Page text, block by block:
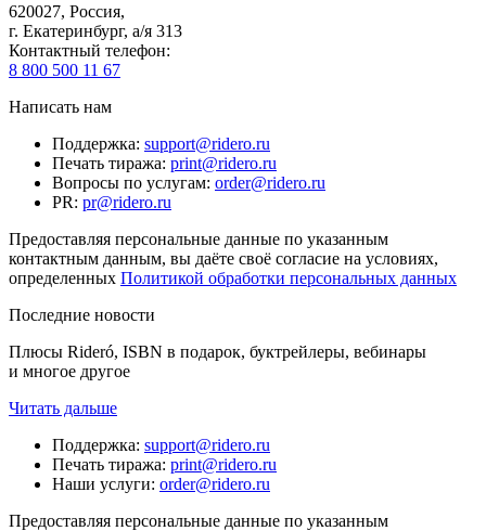
620027, Россия,
г. Екатеринбург, а/я 313
Контактный телефон:
8 800 500 11 67
Написать нам
Поддержка: support@ridero.ru
Печать тиража: print@ridero.ru
Вопросы по услугам: order@ridero.ru
PR: pr@ridero.ru
Предоставляя персональные данные по указанным
контактным данным, вы даёте своё согласие на условиях,
определенных Политикой обработки персональных данных
Последние новости
Плюсы Rideró, ISBN в подарок, буктрейлеры, вебинары
и многое другое
Читать дальше
Поддержка: support@ridero.ru
Печать тиража: print@ridero.ru
Наши услуги: order@ridero.ru
Предоставляя персональные данные по указанным